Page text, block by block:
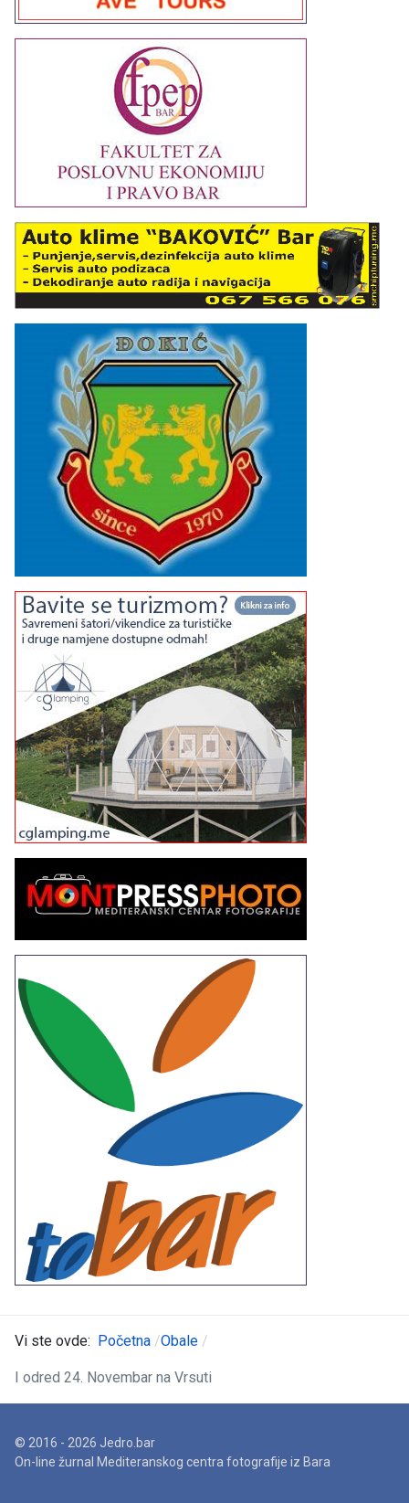
Vi ste ovde: Početna Obale
I odred 24. Novembar na Vrsuti
© 2016 - 2026 Jedro.bar
On-line žurnal Mediteranskog centra fotografije iz Bara